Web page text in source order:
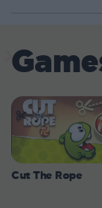
Cut The Rope